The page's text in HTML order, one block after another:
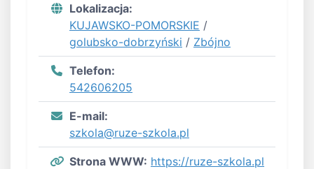
Lokalizacja:
KUJAWSKO-POMORSKIE /
golubsko-dobrzyński / Zbójno
Telefon:
542606205
E-mail:
szkola@ruze-szkola.pl
Strona WWW: https://ruze-szkola.pl